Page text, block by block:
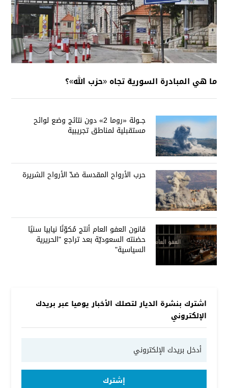
ما هي المبادرة السورية تجاه «حزب الله»؟
جــولة «روما 2» دون نتائج وضع لوائح
مستقبلية لمناطق تجريبية
حرب الأرواح المقدسة ضدّ الأرواح الشريرة
قانون العفو العام أنتج مُكوّنًا نيابيا سنيًا
حضنته السعوديّة بعد تراجع "الحريرية
السياسية"
اشترك بنشرة الديار لتصلك الأخبار يوميا عبر بريدك
الإلكتروني
إشترك